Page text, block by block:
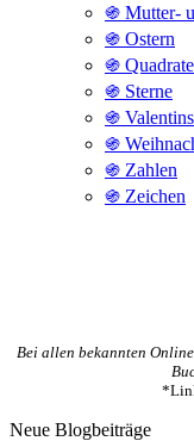
֍ Mutter-
֍ Ostern
֍ Quadrate
֍ Sterne
֍
֍
֍ Zahlen
֍ Zeichen
Bei allen bekannten
Neue Blogbeiträge